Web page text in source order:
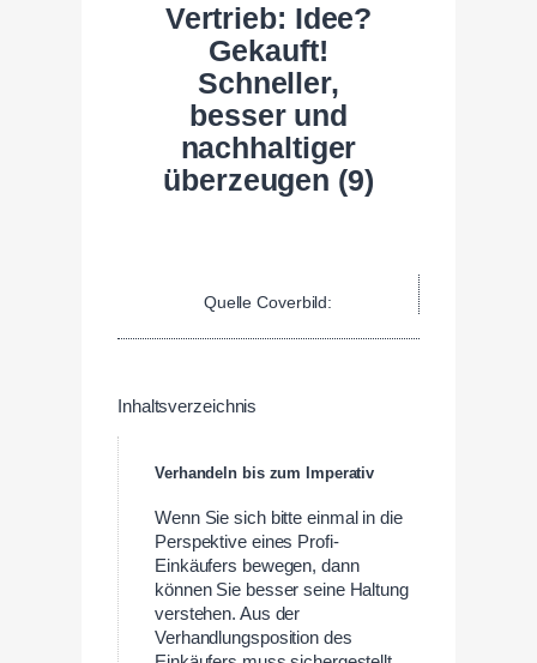
Vertrieb: Idee?
Gekauft!
Schneller,
besser und
nachhaltiger
überzeugen (9)
Quelle Coverbild:
Inhaltsverzeichnis
Verhandeln bis zum Imperativ
Wenn Sie sich bitte einmal in die
Perspektive eines Profi-
Einkäufers bewegen, dann
können Sie besser seine Haltung
verstehen. Aus der
Verhandlungsposition des